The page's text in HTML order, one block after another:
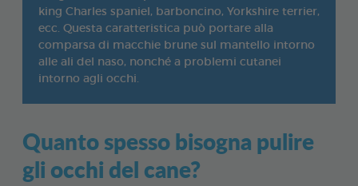
king Charles spaniel, barboncino, Yorkshire terrier,
ecc. Questa caratteristica può portare alla
comparsa di macchie brune sul mantello intorno
alle ali del naso, nonché a problemi cutanei
intorno agli occhi.
Quanto spesso bisogna pulire
gli occhi del cane?